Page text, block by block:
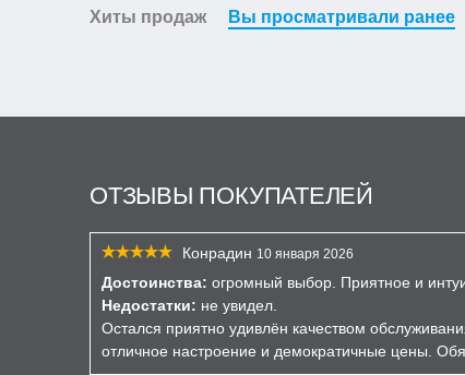
Хиты продаж Вы просматривали ранее
ОТЗЫВЫ ПОКУПАТЕЛЕЙ
Конрадин 10 января 2026
Достоинства: огромный выбор. Приятное и
Недостатки: не увидел.
Остался приятно удивлён качеством
отличное настроение и демократичные цены.